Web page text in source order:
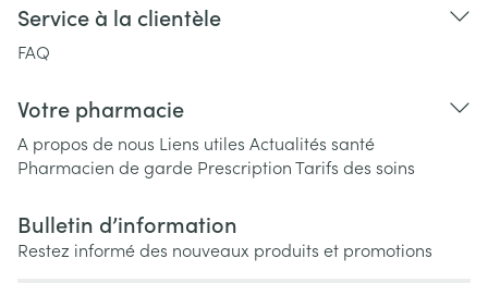
Service à la clientèle
FAQ
Votre pharmacie
A propos de nous Liens utiles Actualités santé
Pharmacien de garde PrescriptionTarifs des soins
Bulletin d’information
Restez informé des nouveaux produits et promotions